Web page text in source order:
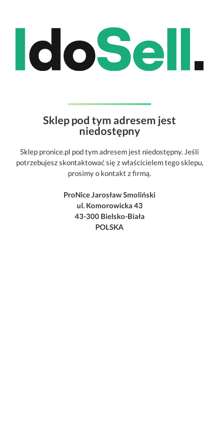
Sklep pod tym adresem jest
niedostępny
Sklep pronice.pl pod tym adresem jest niedostępny. Jeśli
potrzebujesz skontaktować się z właścicielem tego sklepu,
prosimy o kontakt z firmą.
ProNice Jarosław Smoliński
ul. Komorowicka 43
43-300 Bielsko-Biała
POLSKA